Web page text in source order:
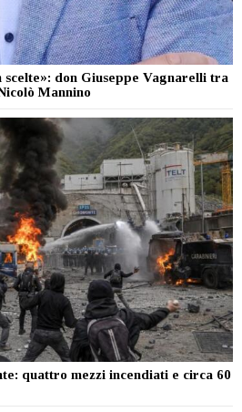
don Giuseppe Vagnarelli tra
Mannino
quattro mezzi incendiati e circa 60